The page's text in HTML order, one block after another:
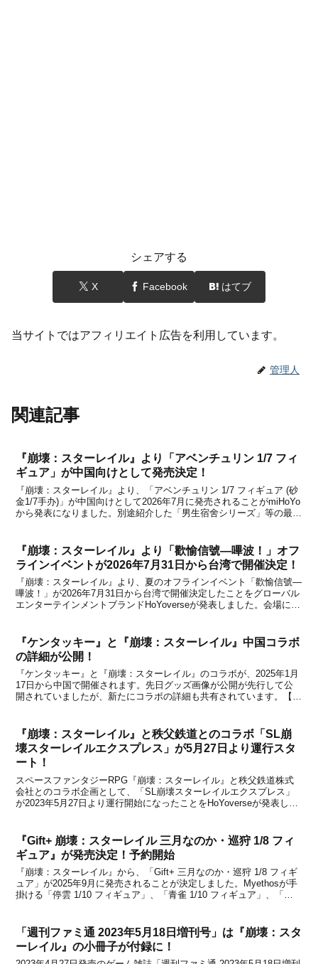
シェアする
X Facebook はてブ
当サイトではアフィリエイト広告を利用しています。
管理人
関連記事
『崩壊：スターレイル』より「アベンチュリン 1/7 フィ
ギュア」が中国向けとして発売決定！
『崩壊：スターレイル』より、「アベンチュリン 1/7 フィギュア (砂
金1/7手办)」が中国向けとして2026年7月に発売されることがmiHoYo
から発表になりました。別途紹介した「男生宿舍シリーズ」等の最新
『崩壊：スターレイル』より「歡愉信號—嗶波！」オフ
ラインイベントが2026年7月31日から台湾で開催決定！
『崩壊：スターレイル』より、夏のオフラインイベント「歡愉信號—
嗶波！」が2026年7月31日から台湾で開催決定したことをグローバル
エンターテインメントブランドHoYoverseが発表しました。会場にな
『ケンタッキー』と『崩壊：スターレイル』中国コラボ
の詳細が公開！
『ケンタッキー』と『崩壊：スターレイル』のコラボが、2025年1月
17日から中国で開催されます。先日グッズ画像が公開が先行して公
開されていましたが、新たにコラボの詳細も共有されています。【関
『崩壊：スターレイル』と秩父鉄道とのコラボ「SL崩
壊スターレイルエクスプレス」が5月27日より運行スタ
ート！
スペースファンタジーRPG『崩壊：スターレイル』と秩父鉄道株式
会社とのコラボ企画として、「SL崩壊スターレイルエクスプレス」
が2023年5月27日より運行開始になったことをHoYoverseが発表しま
『Gift+ 崩壊：スターレイル 三月なのか・巡狩 1/8 フィ
ギュア』が発売決定！予約開始
『崩壊：スターレイル』から、「Gift+ 三月なのか・巡狩 1/8 フィギ
ュア」が2025年9月に発売されることが決定しました。Myethosが手
掛ける「停雲 1/10 フィギュア」、「青雀 1/10 フィギュア」、「カ
「週刊ファミ通 2023年5月18日増刊号」は『崩壊：スタ
ーレイル』の小冊子が付録に！